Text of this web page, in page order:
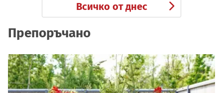
Всичко от днес
Препоръчано